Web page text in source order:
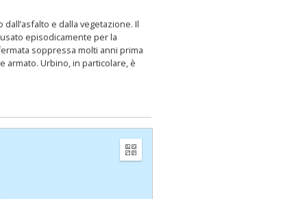
e dalla vegetazione. Il
episodicamente per la
soppressa molti anni prima
armato. Urbino, in particolare, è